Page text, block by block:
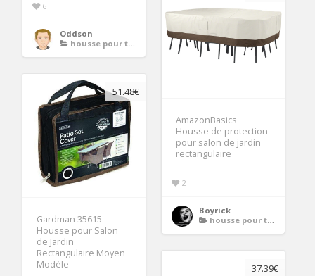
6
Oddson
housse pour table de jardin rectangulaire
AmazonBasics
Housse de protection
pour salon de jardin
rectangulaire
2
Boyrick
housse pour table de jardin rectangulaire
51.48€
Gardman 35615
Housse pour Salon
de Jardin
Rectangulaire Moyen
Modèle
37.39€